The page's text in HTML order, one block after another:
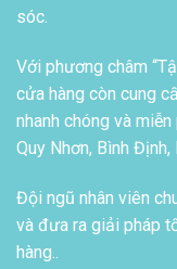
sóc.
Với phương châm
cửa hàng còn cung
nhanh chóng và
Quy Nhơn, Bình Định,
Đội ngũ nhân viên
và đưa ra giải pháp
hàng..